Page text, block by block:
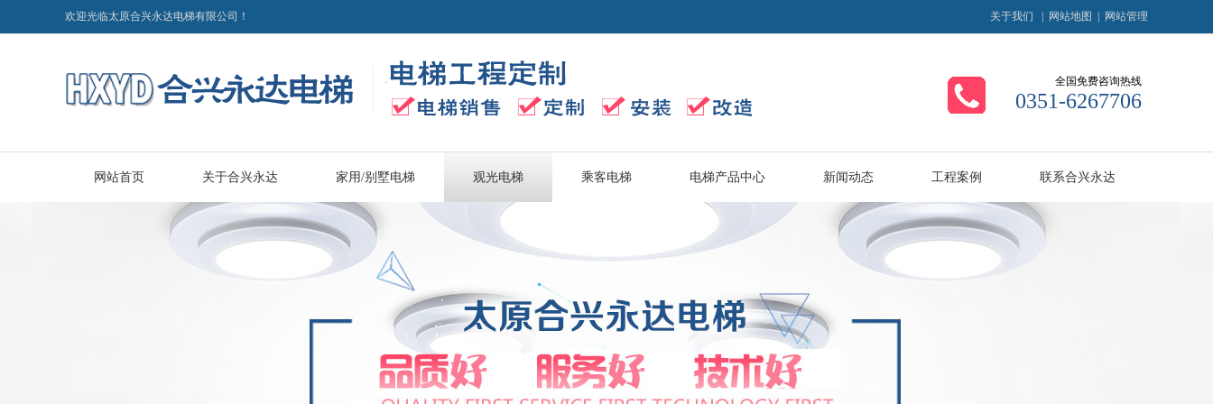
欢迎光临太原合兴永达电梯有限公司！ 关于我们 网站地图 网站管理
全国免费咨询热线
0351-6267706
网站首页 关于合兴永达 家用/别墅电梯 观光电梯 乘客电梯 电梯产品中心 新闻动态 工程案例 联系合兴永达